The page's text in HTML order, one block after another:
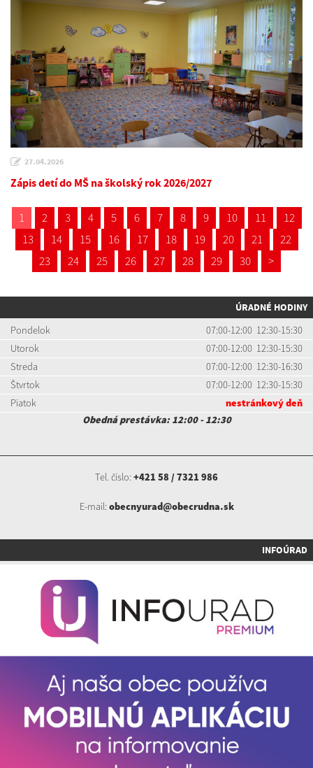
27.04.2026
Zápis detí do MŠ na školský rok 2026/2027
1 2 3 4 5 6 7 8 9 10 11
12
13
14 15 16 17 18 19 20 21
22
23
24 25 26 27 28 29 30 >
ÚRADNÉ HODINY
Pondelok
07:00-12:00 12:30-15:30
Utorok
07:00-12:00 12:30-15:30
Streda
07:00-12:00 12:30-16:30
Štvrtok
07:00-12:00 12:30-15:30
Piatok
nestránkový deň
Obedná prestávka: 12:00 - 12:30
Tel. číslo: +421 58 / 7321 986
E-mail: obecnyurad@obecrudna.sk
INFOÚRAD